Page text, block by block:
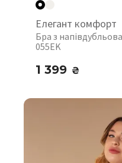
Елегант комфорт
Бра з
055EK
1 399 ₴